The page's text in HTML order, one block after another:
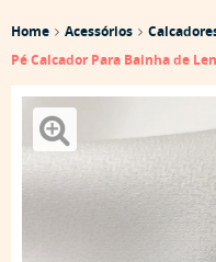
Home Acessórios
Pé Calcador Para Bainha de